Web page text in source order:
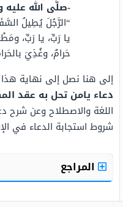
-صلَّى الله
“الرَّجُلَ يُطِيلُ
يا رَبِّ، يا رَبِّ،
حَرامٌ، وغُذِيَ
إلى هنا نصل إلى نهاية
دعاء يامن تحل به عقد
اللغة والاصطلاح وعن شرح
شروط استجابة الدعاء في
المراجع